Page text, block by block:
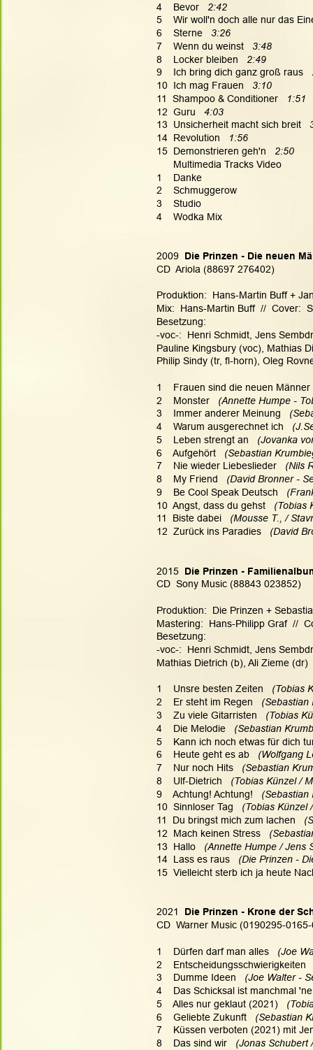
4    Bevor 2:42
5    Wir woll'n doch alle nur das
6    Sterne 3:26
7    Wenn du weinst
3:48
8    Locker bleiben
2:49
9    Ich bring dich ganz groß raus
10  Ich mag Frauen
3:10
11  Shampoo & Conditioner
1:51
12  Guru 4:03
13  Unsicherheit macht sich breit
14  Revolution
1:56
15  Demonstrieren geh'n 2:50
      Multimedia Tracks Video
1    Danke
2    Schmuggerow
3    Studio
4    Wodka Mix
2009 Die Prinzen - Die neuen
CD  Ariola (88697 276402)
Produktion:  Hans-Martin Buff +
Mix:  Hans-Martin Buff  //  Cover:
Besetzung:
-voc-:  Henri Schmidt, Jens
Pauline Kingsbury (voc), Mathias
Philip Sindy (tr, fl-horn), Oleg
1    Frauen sind die neuen
2    Monster (Annette Humpe -
3    Immer anderer Meinung
4    Warum ausgerechnet ich
5    Leben strengt an (Jovanka
6    Aufgehört
(Sebastian
7    Nie wieder Liebeslieder
(Nils
8    My Friend
(David Bronner -
9    Be Cool Speak Deutsch
10  Angst, dass du gehst (Tobias
11  Biste dabei
(Mousse T., /
12  Zurück ins Paradies
(David
2015 Die Prinzen -
CD  Sony Music (88843 023852)
Produktion:  Die Prinzen +
Mastering:  Hans-Philipp Graf  //
Besetzung:
-voc-:  Henri Schmidt, Jens
Mathias Dietrich (b), Ali Zieme (dr)
1    Unsre besten Zeiten (Tobias
2    Er steht im Regen
(Sebastian
3    Zu viele Gitarristen (Tobias
4    Die Melodie
(Sebastian
5    Kann ich noch etwas für dich
6    Heute geht es ab (Wolfgang
7    Nur noch Hits
(Sebastian
8    Ulf-Dietrich (Tobias Künzel /
9    Achtung! Achtung!
(Sebastian
10  Sinnloser Tag (Tobias Künzel
11  Du bringst mich zum lachen
12  Mach keinen Stress
13  Hallo (Annette Humpe / Jens
14  Lass es raus
(Die Prinzen -
15  Vielleicht sterb ich ja heute
2021
Die Prinzen - Krone der
CD  Warner Music (0190295-
1    Dürfen darf man alles
(Joe
2    Entscheidungsschwierigkeiten
3    Dumme Ideen
(Joe Walter -
4    Das Schicksal ist manchmal
5    Alles nur geklaut (2021)
6    Geliebte Zukunft
(Sebastian
7    Küssen verboten (2021) mit
8    Das sind wir
(Jonas Schubert